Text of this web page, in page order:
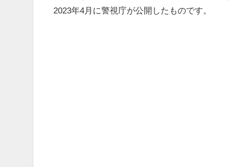
2023年4月に警視庁が公開したものです。